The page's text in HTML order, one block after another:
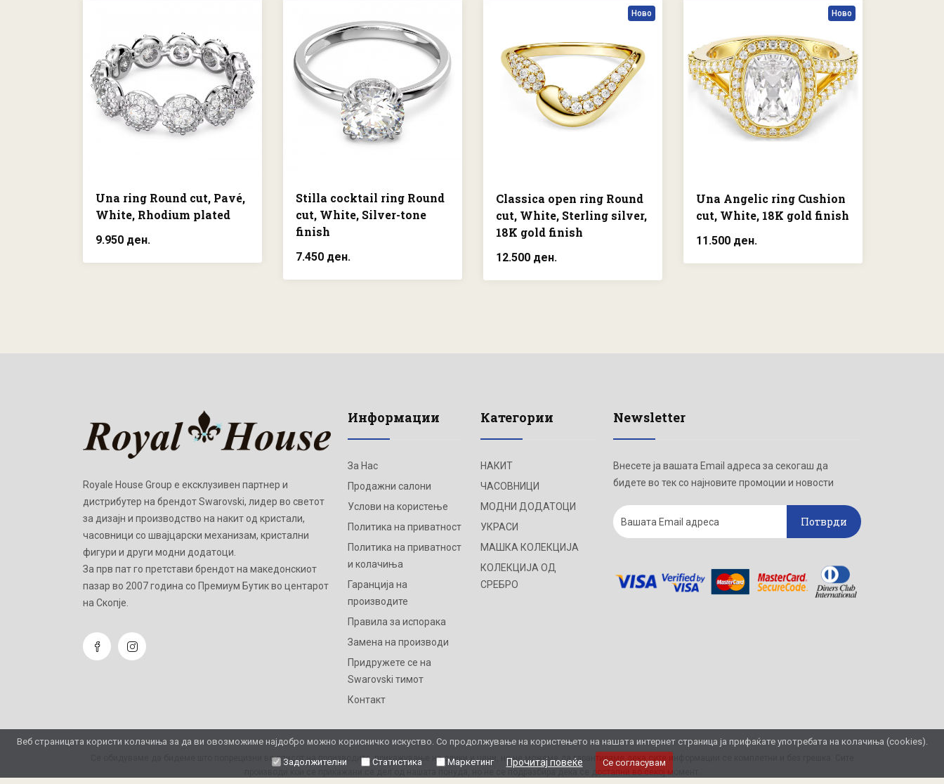
Una ring Round cut, Pavé,
White, Rhodium plated
9.950 ден.
Stilla cocktail ring Round
cut, White, Silver-tone
finish
7.450 ден.
Ново
Classica open ring Round
cut, White, Sterling silver,
18K gold finish
12.500 ден.
Ново
Una Angelic ring Cushion
cut, White, 18K gold finish
11.500 ден.
Веб страницата користи колачиња за да ви овозможиме најдобро можно корисничко искуство. Со продолжување на користењето на нашата интернет страница ја прифаќате употребата на колачиња (cookies).
Задолжителни
Статистика Маркетинг Прочитај повеќе Се согласувам
Royale House Group е ексклузивен партнер и
дистрибутер на брендот Swarovski, лидер во светот
за дизајн и производство на накит од кристали,
часовници со швајцарски механизам, кристални
фигури и други модни додатоци.
Зa прв пат го претстави брендот на македонскиот
пазар во 2007 година со Премиум Бутик во центарот
на Скопје.
Информации
За Нас
Продажни салони
Услови на користење
Политика на приватност
Политика на приватност
и колачиња
Гаранција на
производите
Правила за испорака
Замена на производи
Придружете се на
Swarovski тимот
Контакт
Категории
НАКИТ
ЧАСОВНИЦИ
МОДНИ ДОДАТОЦИ
УКРАСИ
МАШКА КОЛЕКЦИЈА
КОЛЕКЦИЈА ОД
СРЕБРО
Newsletter
Внесете ја вашата Email адреса за секогаш да
бидете во тек со најновите промоции и новости
Потврди
Се обидуваме да бидеме што попрецизни во описот на производите, прикажување на слики и цени, но не можеме да гарантираме дека сите информации се комплетни и без грешка. Сите
производи кои се прикажани се дел од нашата понуда, но не се подразбира дека се достапни во секој момент.